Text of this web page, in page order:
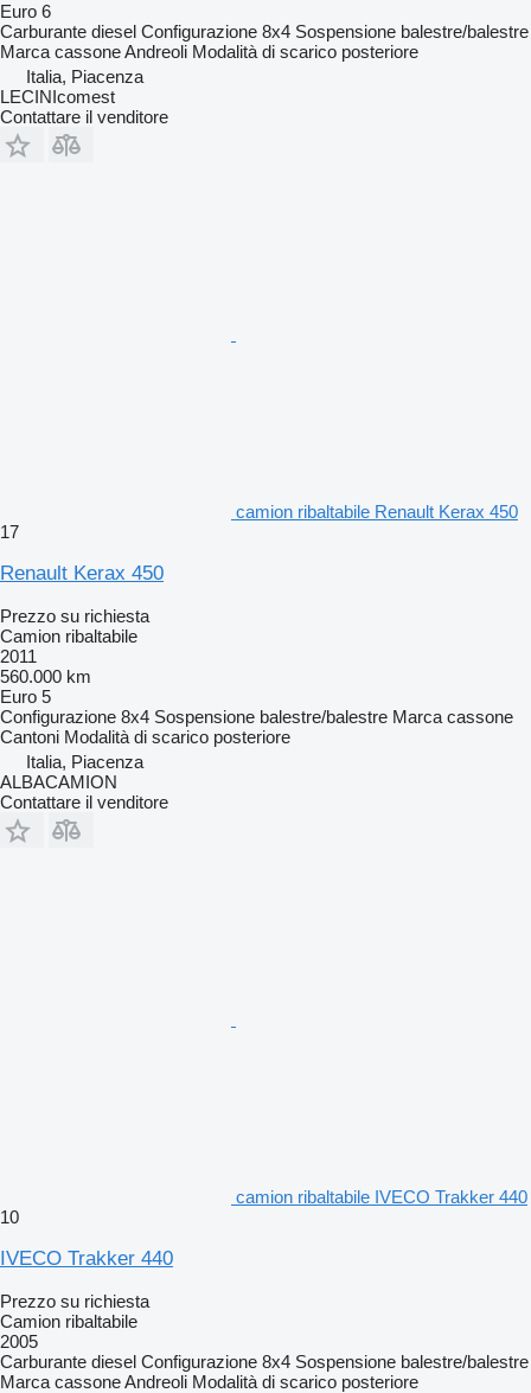
Euro 6
Carburante diesel Configurazione 8x4 Sospensione balestre/balestre
Marca cassoneAndreoli Modalità di scarico posteriore
Italia, Piacenza
LECINIcomest
Contattare il venditore
camion ribaltabile Renault Kerax 450
17
Renault Kerax 450
Prezzo su richiesta
Camion ribaltabile
2011
560.000 km
Euro 5
Configurazione 8x4 Sospensione balestre/balestre Marca cassone
Cantoni Modalità di scarico posteriore
Italia, Piacenza
ALBACAMION
Contattare il venditore
camion ribaltabile IVECO Trakker 440
10
IVECO Trakker 440
Prezzo su richiesta
Camion ribaltabile
2005
Carburante diesel Configurazione 8x4 Sospensione balestre/balestre
Marca cassoneAndreoli Modalità di scarico posteriore